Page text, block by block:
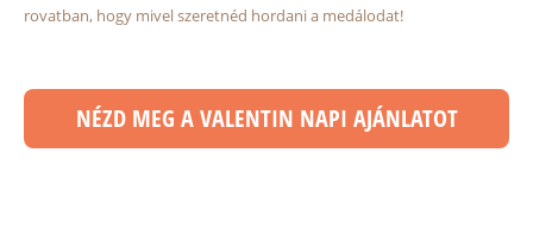
rovatban, hogy mivel szeretnéd hordani a medálodat!
NÉZD MEG A VALENTIN NAPI AJÁNLATOT